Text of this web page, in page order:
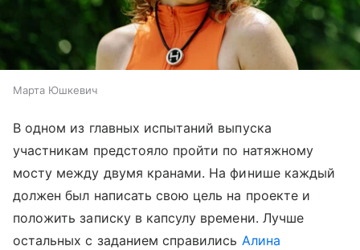
Марта Юшкевич
В одном из главных испытаний выпуска
участникам предстояло пройти по натяжному
мосту между двумя кранами. На финише каждый
должен был написать свою цель на проекте и
положить записку в капсулу времени. Лучше
остальных с заданием справились Алина